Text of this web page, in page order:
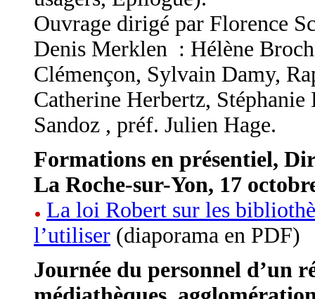
Ouvrage dirigé par Florence
Denis Merklen : Hélène
Clémençon, Sylvain Damy,
Catherine Herbertz,
Sandoz , préf. Julien Hage.
Formations en présentiel,
La Roche-sur-Yon, 17
La loi Robert sur les
l’utiliser (diaporama en PDF)
Journée du personnel d’un